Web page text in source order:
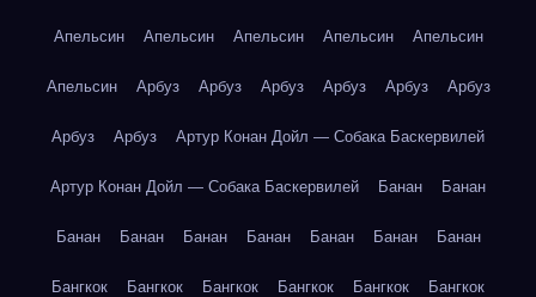
Апельсин Апельсин Апельсин Апельсин Апельсин
Апельсин Арбуз Арбуз Арбуз Арбуз Арбуз Арбуз
Арбуз Арбуз Артур Конан Дойл — Собака Баскервилей
Артур Конан Дойл — Собака Баскервилей Банан Банан
Банан Банан Банан Банан Банан Банан Банан
Бангкок Бангкок Бангкок Бангкок Бангкок Бангкок